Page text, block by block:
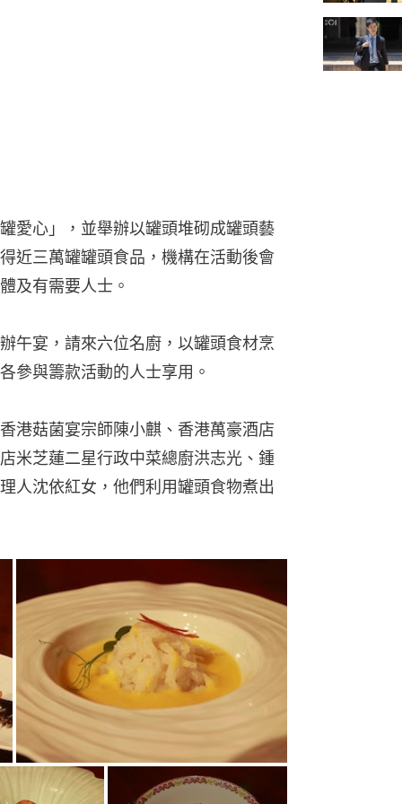
愛心」，並舉辦以罐頭堆砌成罐頭藝
近三萬罐罐頭食品，機構在活動後會
及有需要人士。
午宴，請來六位名廚，以罐頭食材烹
參與籌款活動的人士享用。
港菇菌宴宗師陳小麒、香港萬豪酒店
米芝蓮二星行政中菜總廚洪志光、鍾
人沈依紅女，他們利用罐頭食物煮出